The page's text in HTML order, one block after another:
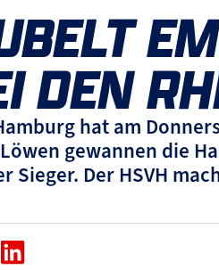
DEN
hat am
gewannen die
Sieger. Der HSVH